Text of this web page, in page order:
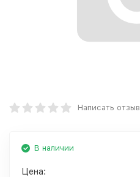
Написать отзыв
В наличии
Цена: